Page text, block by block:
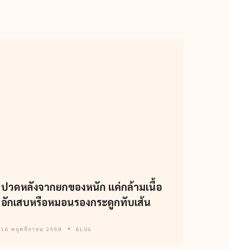
ปวดหลังจากยกของหนัก แค่กล้ามเนื้อ
อักเสบหรือหมอนรองกระดูกทับเส้น
16 พฤศจิกายน 2568 BLOG